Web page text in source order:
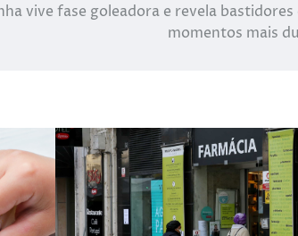
vive fase goleadora e revela bastidores
momentos mais